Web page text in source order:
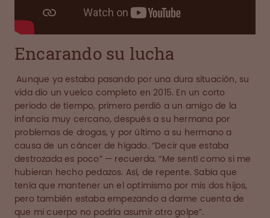
Encarando su lucha
Aunque ya estaba pasando por una dura situación, su
vida dio un vuelco completo en 2015. En un corto
periodo de tiempo, primero perdió a un amigo de la
infancia muy cercano, después a su hermana por
problemas de drogas, y por último a su hermano a
causa de un cáncer de hígado. “Decir que estaba
destrozada es poco” — recuerda. “Me sentí como si me
hubieran hecho pedazos. Así, de repente. Sabía que
tenía que mantener un el optimismo por mis dos hijos,
pero también estaba empezando a darme cuenta de
que mi cuerpo no podría asumir otro golpe”.